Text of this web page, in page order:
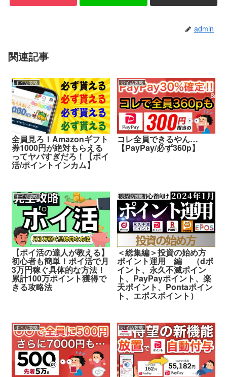
admin
関連記事
ポイ活攻略
全員見ろ！Amazonギフト
券1000円が絶対もらえる
ってヤバすぎだろ！【ポイ
活/ポイントインカム】
ポイ活攻略
コレ全員できるやん…
【PayPay/必ず360p】
ポイ活攻略
【ポイ活の達人が教える】
初心者も簡単！ポイ活で月
3万円稼ぐ具体的な方法！
累計100万ポイント獲得で
きる攻略法
ポイ活攻略
＜総集編＞投資の始め方
ポイント運用 編 （dポ
イント、永久不滅ポイン
ト、PayPayポイント、楽
天ポイント、Pontaポイン
ト、エポスポイント）
ポイ活攻略 ポイ活攻略